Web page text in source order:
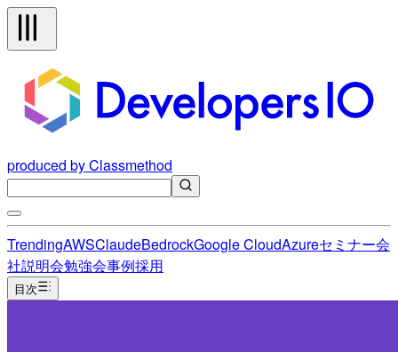
produced by Classmethod
TrendingAWSClaudeBedrockGoogle CloudAzureセミナー会
社説明会勉強会事例採用
目次